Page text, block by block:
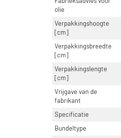
olie
Verpakkingshoogte
[cm]
Verpakkingsbreedte
[cm]
Verpakkingslengte
[cm]
Vrijgave van de
fabrikant
Specificatie
Bundeltype